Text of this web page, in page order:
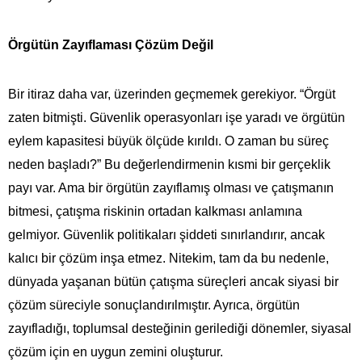
Örgütün Zayıflaması Çözüm Değil
Bir itiraz daha var, üzerinden geçmemek gerekiyor. “Örgüt
zaten bitmişti. Güvenlik operasyonları işe yaradı ve örgütün
eylem kapasitesi büyük ölçüde kırıldı. O zaman bu süreç
neden başladı?” Bu değerlendirmenin kısmi bir gerçeklik
payı var. Ama bir örgütün zayıflamış olması ve çatışmanın
bitmesi, çatışma riskinin ortadan kalkması anlamına
gelmiyor. Güvenlik politikaları şiddeti sınırlandırır, ancak
kalıcı bir çözüm inşa etmez. Nitekim, tam da bu nedenle,
dünyada yaşanan bütün çatışma süreçleri ancak siyasi bir
çözüm süreciyle sonuçlandırılmıştır. Ayrıca, örgütün
zayıfladığı, toplumsal desteğinin gerilediği dönemler, siyasal
çözüm için en uygun zemini oluşturur.